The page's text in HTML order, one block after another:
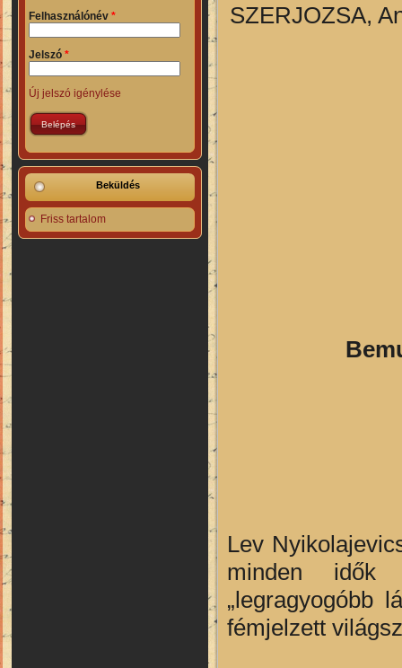
Felhasználónév *
Jelszó *
Új jelszó igénylése
Beküldés
Friss tartalom
SZERJOZSA,
Lev
minden idők
„legragyogóbb
fémjelzett